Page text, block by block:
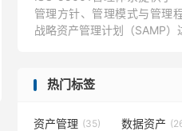
管理方针、管理模式与管理
战略资产管理计划（SAMP）
热门标签
资产管理 (35) 数据资产